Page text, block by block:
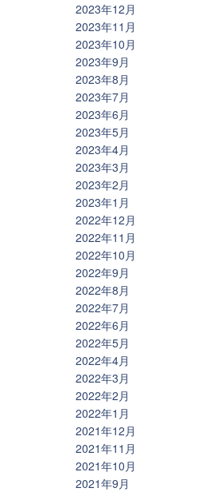
2023年12月
2023年11月
2023年10月
2023年9月
2023年8月
2023年7月
2023年6月
2023年5月
2023年4月
2023年3月
2023年2月
2023年1月
2022年12月
2022年11月
2022年10月
2022年9月
2022年8月
2022年7月
2022年6月
2022年5月
2022年4月
2022年3月
2022年2月
2022年1月
2021年12月
2021年11月
2021年10月
2021年9月